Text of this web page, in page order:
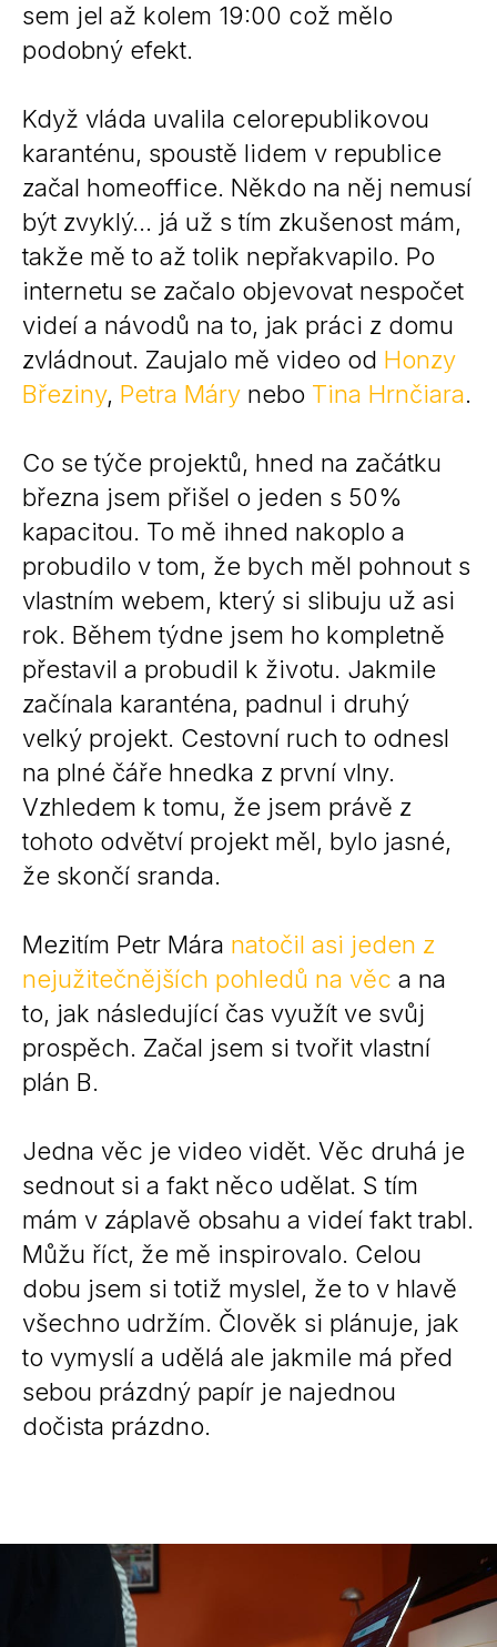
sem jel až kolem 19:00 což mělo
podobný efekt.
Když vláda uvalila celorepublikovou
karanténu, spoustě lidem v republice
začal homeoffice. Někdo na něj nemusí
být zvyklý… já už s tím zkušenost mám,
takže mě to až tolik nepřakvapilo. Po
internetu se začalo objevovat nespočet
videí a návodů na to, jak práci z domu
zvládnout. Zaujalo mě video od Honzy
Březiny, Petra Máry nebo Tina Hrnčiara.
Co se týče projektů, hned na začátku
března jsem přišel o jeden s 50%
kapacitou. To mě ihned nakoplo a
probudilo v tom, že bych měl pohnout s
vlastním webem, který si slibuju už asi
rok. Během týdne jsem ho kompletně
přestavil a probudil k životu. Jakmile
začínala karanténa, padnul i druhý
velký projekt. Cestovní ruch to odnesl
na plné čáře hnedka z první vlny.
Vzhledem k tomu, že jsem právě z
tohoto odvětví projekt měl, bylo jasné,
že skončí sranda.
Mezitím Petr Mára natočil asi jeden z
nejužitečnějších pohledů na věc a na
to, jak následující čas využít ve svůj
prospěch. Začal jsem si tvořit vlastní
plán B.
Jedna věc je video vidět. Věc druhá je
sednout si a fakt něco udělat. S tím
mám v záplavě obsahu a videí fakt trabl.
Můžu říct, že mě inspirovalo. Celou
dobu jsem si totiž myslel, že to v hlavě
všechno udržím. Člověk si plánuje, jak
to vymyslí a udělá ale jakmile má před
sebou prázdný papír je najednou
dočista prázdno.